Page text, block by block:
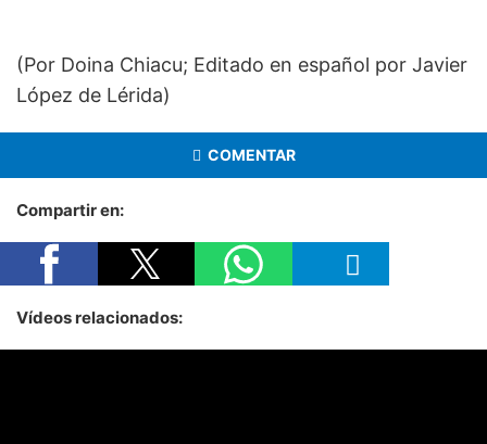
(Por Doina Chiacu; Editado en español por Javier
López de Lérida)
COMENTAR
Compartir en:
Vídeos relacionados: